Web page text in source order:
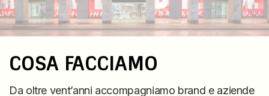
COSA
FACCIAMO
COSA FACCIAMO
Da oltre vent’anni accompagniamo brand e aziende